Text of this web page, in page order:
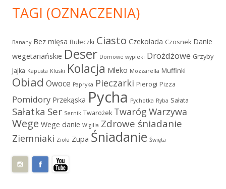
TAGI (OZNACZENIA)
Banany Bez mięsa Bułeczki Ciasto Czekolada Czosnek Danie
wegetariańskie Deser Domowe wypieki Drożdżowe Grzyby
Jajka Kapusta Kluski Kolacja Mleko Mozzarella Muffinki
Obiad Owoce Papryka Pieczarki Pierogi Pizza
Pomidory Przekąska Pycha Pychotka Ryba Sałata
Sałatka Ser Sernik Twarożek Twaróg Warzywa
Wege Wege danie Wigilia Zdrowe śniadanie
Ziemniaki Zioła Zupa Śniadanie Święta